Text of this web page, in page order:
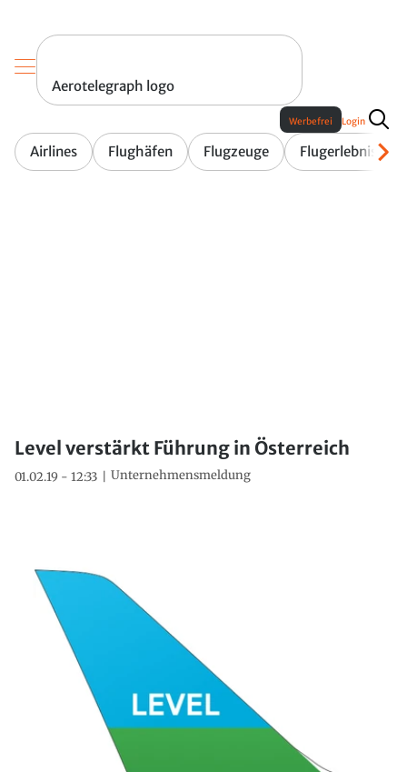
Aerotelegraph logo
Airlines Flughäfen Flugzeuge Flugerlebnis
Werbefrei Login
Level verstärkt Führung in Österreich
01.02.19 - 12:33 Unternehmensmeldung